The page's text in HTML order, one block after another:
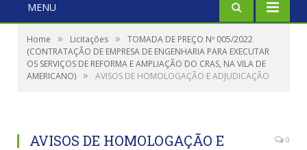
MENU
Home » Licitações »
TOMADA DE PREÇO Nº 005/2022
(CONTRATAÇÃO DE EMPRESA DE ENGENHARIA PARA EXECUTAR
OS SERVIÇOS DE REFORMA E AMPLIAÇÃO DO CRAS, NA VILA DE
AMERICANO) » AVISOS DE HOMOLOGAÇÃO E ADJUDICAÇÃO
AVISOS DE HOMOLOGAÇÃO E
0